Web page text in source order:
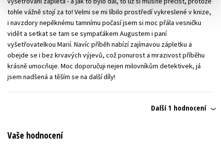
tohle vážně stojí za to! Velmi se mi líbilo prostředí vykreslené v knize,
i navzdory nepěknému tamnímu počasí jsem si moc přála vesničku
vidět a setkat se tam se sympaťákem Augustem i paní
vyšetřovatelkou Marií. Navíc příběh nabízí zajímavou zápletku a
obejde se i bez krvavých výjevů, což ponurost a mrazivost příběhu
krásně umocňuje. Moc doporučuji nejen milovníkům detektivek, já
jsem nadšená a těším se na další díly!
Další 1 hodnocení
Vaše hodnocení